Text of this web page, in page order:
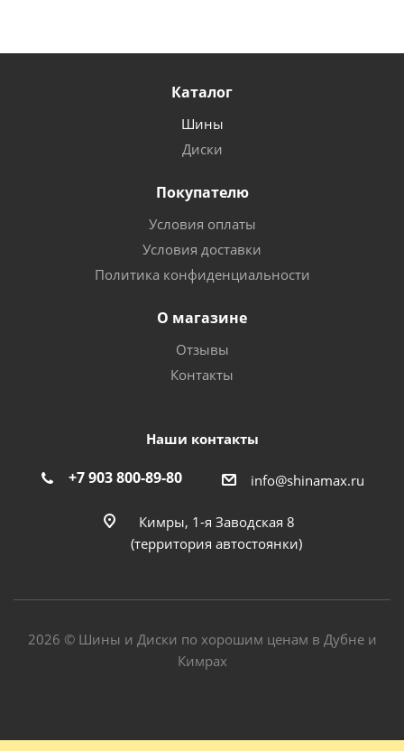
Каталог
Шины
Диски
Покупателю
Условия оплаты
Условия доставки
Политика конфиденциальности
О магазине
Отзывы
Контакты
Наши контакты
+7 903 800-89-80 info@shinamax.ru
Кимры, 1-я Заводская 8
(территория автостоянки)
2026 © Шины и Диски по хорошим ценам в Дубне и
Кимрах